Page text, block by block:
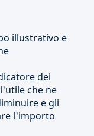
illustrativo e
dei
che ne
e gli
l'importo